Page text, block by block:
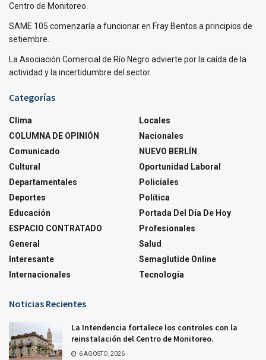
Centro de Monitoreo.
SAME 105 comenzaría a funcionar en Fray Bentos a principios de
setiembre.
La Asociación Comercial de Río Negro advierte por la caída de la
actividad y la incertidumbre del sector.
Categorías
Clima
COLUMNA DE OPINIÓN
Comunicado
Cultural
Departamentales
Deportes
Educación
ESPACIO CONTRATADO
General
Interesante
Internacionales
Locales
Nacionales
NUEVO BERLÍN
Oportunidad Laboral
Policiales
Política
Portada Del Día De Hoy
Profesionales
Salud
Semaglutide Online
Tecnología
Noticias Recientes
La Intendencia fortalece los controles con la
reinstalación del Centro de Monitoreo.
6 AGOSTO, 2026